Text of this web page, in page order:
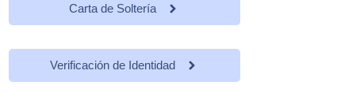
Carta de Soltería
Verificación de Identidad